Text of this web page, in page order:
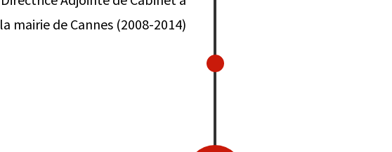
la mairie de Cannes (2008-2014)